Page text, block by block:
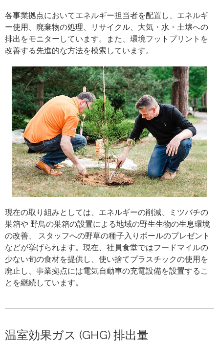
各事業拠点においてエネルギー担当者を配置し、エネルギ
ー使用、廃棄物の処理、リサイクル、大気・水・土壌への
排出をモニターしています。また、環境フットプリントを
改善する先進的な方法を模索しています。
現在の取り組みとしては、エネルギーの削減、ミツバチの
巣箱や 野鳥の巣箱の設置による地域の野生生物の生息環境
の改善、 スタッフへの野草の種子入りボールのプレゼント
などが挙げられます。現在、社員食堂ではフードマイルの
少ない旬の食材を提供し、使い捨てプラスチックの使用を
廃止し、事業拠点には電気自動車の充電設備を設置するこ
とを継続しています。
温室効果ガス (GHG) 排出量